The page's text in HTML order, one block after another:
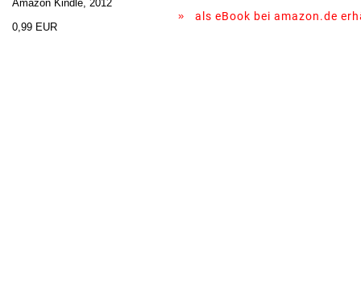
Amazon Kindle, 2012
0,99 EUR
» als eBook bei amazon.de